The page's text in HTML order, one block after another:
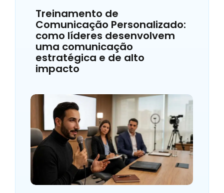
Treinamento de
Comunicação Personalizado:
como líderes desenvolvem
uma comunicação
estratégica e de alto
impacto